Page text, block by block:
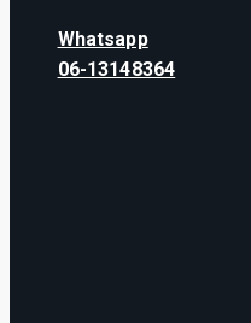
Whatsapp
06-13148364